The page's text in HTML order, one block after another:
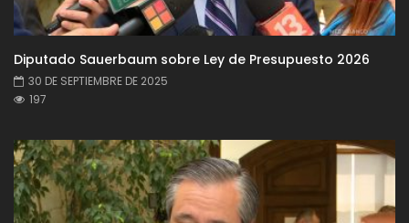
Diputado Sauerbaum sobre Ley de Presupuesto 2026
30 DE SEPTIEMBRE DE 2025
197